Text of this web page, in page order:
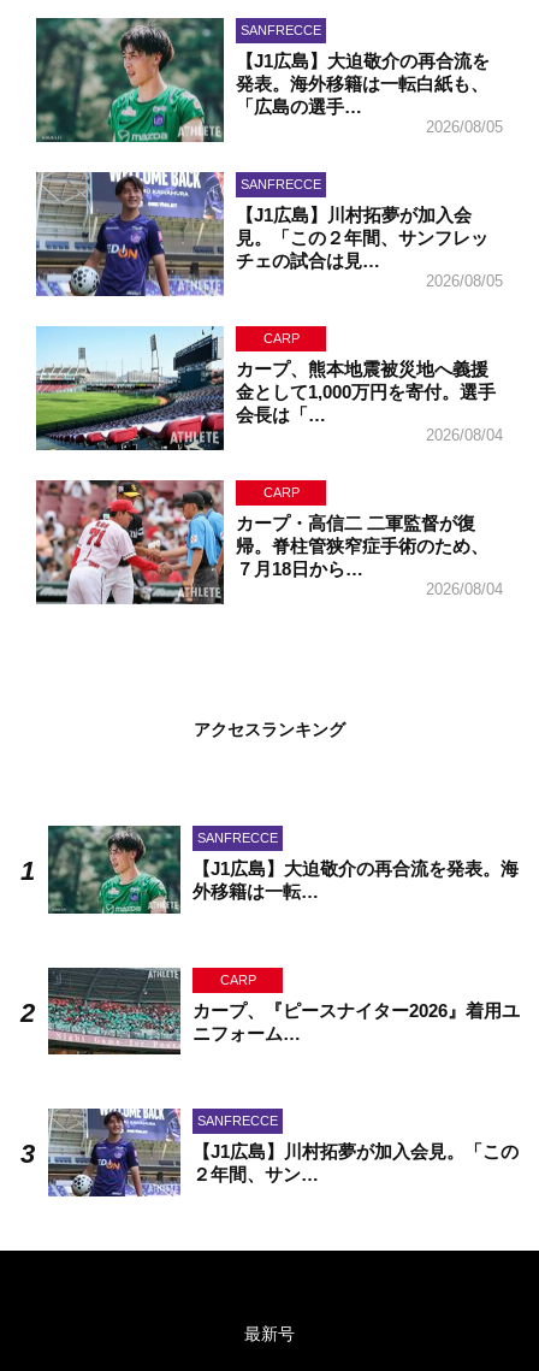
SANFRECCE
【J1広島】大迫敬介の再合流を
発表。海外移籍は一転白紙も、
「広島の選手…
2026/08/05
SANFRECCE
【J1広島】川村拓夢が加入会
見。「この２年間、サンフレッ
チェの試合は見…
2026/08/05
CARP
カープ、熊本地震被災地へ義援
金として1,000万円を寄付。選手
会長は「…
2026/08/04
CARP
カープ・高信二 二軍監督が復
帰。脊柱管狭窄症手術のため、
７月18日から…
2026/08/04
アクセスランキング
SANFRECCE
【J1広島】大迫敬介の再合流を発表。海
外移籍は一転…
CARP
カープ、『ピースナイター2026』着用ユ
ニフォーム…
SANFRECCE
【J1広島】川村拓夢が加入会見。「この
２年間、サン…
最新号